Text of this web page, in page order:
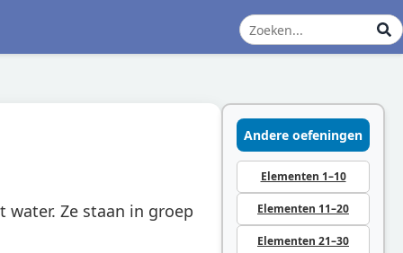
Ze staan in groep
Andere oefeningen
Elementen 1–10
Elementen 11–20
Elementen 21–30